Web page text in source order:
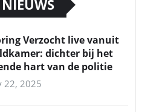
NIEUWS
Verzocht live vanuit
dichter bij het
hart van de politie
22, 2025